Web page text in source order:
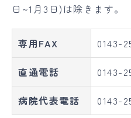
日~1月3日)は除きます。
専用FAX 0143-
直通電話 0143-
病院代表電話 0143-